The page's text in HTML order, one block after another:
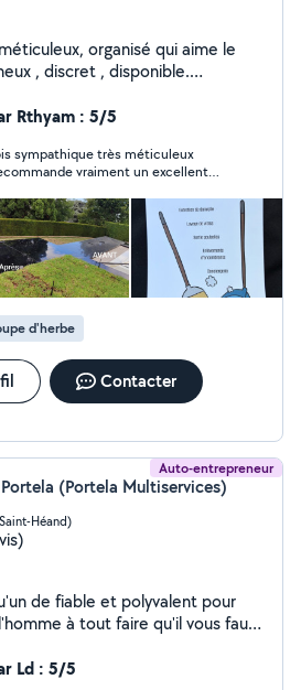
organisé qui aime le
, discret , disponible.
état des
gratuit Je reste
demande.
Rthyam : 5/5
sympathique très méticuleux
vraiment un excellent
agréable vraiment et très genti
d'herbe
Contacter
Auto-entrepreneur
(Portela Multiservices)
Héand)
de fiable et polyvalent pour
à tout faire qu'il vous faut !
des petits travaux du quotidien,
Ld : 5/5